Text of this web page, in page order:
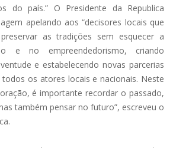
do país.” O Presidente da Republica
apelando aos “decisores locais que
as tradições sem esquecer a
e no empreendedorismo, criando
e estabelecendo novas parcerias
os atores locais e nacionais. Neste
é importante recordar o passado,
também pensar no futuro”, escreveu o